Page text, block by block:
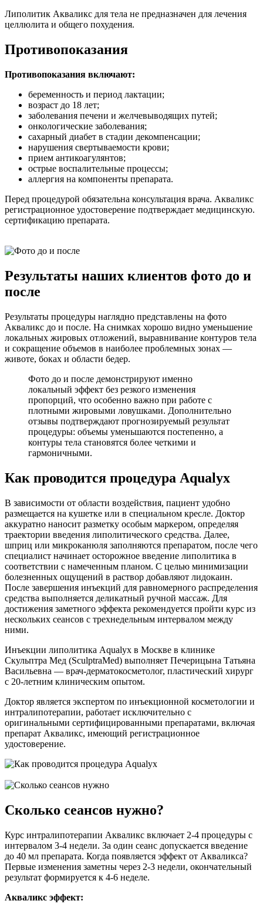
Липолитик Акваликс для тела не предназначен для лечения
целлюлита и общего похудения.
Противопоказания
Противопоказания включают:
беременность и период лактации;
возраст до 18 лет;
заболевания печени и желчевыводящих путей;
онкологические заболевания;
сахарный диабет в стадии декомпенсации;
нарушения свертываемости крови;
прием антикоагулянтов;
острые воспалительные процессы;
аллергия на компоненты препарата.
Перед процедурой обязательна консультация врача. Акваликс
регистрационное удостоверение подтверждает медицинскую.
сертификацию препарата.
Результаты наших клиентов фото до и
после
Результаты процедуры наглядно представлены на фото
Акваликс до и после. На снимках хорошо видно уменьшение
локальных жировых отложений, выравнивание контуров тела
и сокращение объемов в наиболее проблемных зонах —
животе, боках и области бедер.
Фото до и после демонстрируют именно
локальный эффект без резкого изменения
пропорций, что особенно важно при работе с
плотными жировыми ловушками. Дополнительно
отзывы подтверждают прогнозируемый результат
процедуры: объемы уменьшаются постепенно, а
контуры тела становятся более четкими и
гармоничными.
Как проводится процедура Aqualyx
В зависимости от области воздействия, пациент удобно
размещается на кушетке или в специальном кресле. Доктор
аккуратно наносит разметку особым маркером, определяя
траектории введения липолитического средства. Далее,
шприц или микроканюля заполняются препаратом, после чего
специалист начинает осторожное введение липолитика в
соответствии с намеченным планом. С целью минимизации
болезненных ощущений в раствор добавляют лидокаин.
После завершения инъекций для равномерного распределения
средства выполняется деликатный ручной массаж. Для
достижения заметного эффекта рекомендуется пройти курс из
нескольких сеансов с трехнедельным интервалом между
ними.
Инъекции липолитика Aqualyx в Москве в клинике
Скульптра Мед (SculptraMed) выполняет Печерицына Татьяна
Васильевна — врач-дерматокосметолог, пластический хирург
с 20-летним клиническим опытом.
Доктор является экспертом по инъекционной косметологии и
интралипотерапии, работает исключительно с
оригинальными сертифицированными препаратами, включая
препарат Акваликс, имеющий регистрационное
удостоверение.
Сколько сеансов нужно?
Курс интралипотерапии Акваликс включает 2-4 процедуры с
интервалом 3-4 недели. За один сеанс допускается введение
до 40 мл препарата. Когда появляется эффект от Акваликса?
Первые изменения заметны через 2-3 недели, окончательный
результат формируется к 4-6 неделе.
Акваликс эффект: